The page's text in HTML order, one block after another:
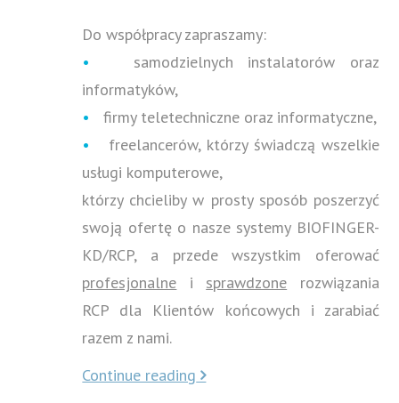
Do współpracy zapraszamy:
•
samodzielnych instalatorów oraz
informatyków,
•
firmy teletechniczne oraz informatyczne,
•
freelancerów, którzy świadczą wszelkie
usługi komputerowe,
którzy chcieliby w prosty sposób poszerzyć
swoją ofertę o nasze systemy BIOFINGER-
KD/RCP, a przede wszystkim oferować
profesjonalne i sprawdzone rozwiązania
RCP dla Klientów końcowych i zarabiać
razem z nami.
Continue reading